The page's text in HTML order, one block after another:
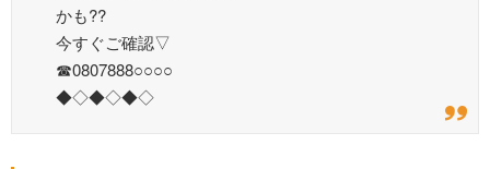
かも??
今すぐご確認▽
☎0807888○○○○
◆◇◆◇◆◇